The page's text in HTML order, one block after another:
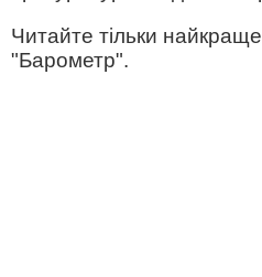
Читайте тільки найкраще
"Барометр".